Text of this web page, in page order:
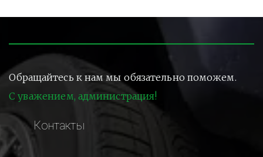
Обращайтесь к нам мы обязательно поможем.
С уважением, администрация!
Контакты